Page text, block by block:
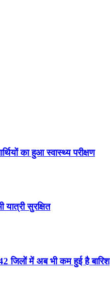
का हुआ स्वास्थ्य परीक्षण
सुरक्षित
जिलों में अब भी कम हुई है बारिश